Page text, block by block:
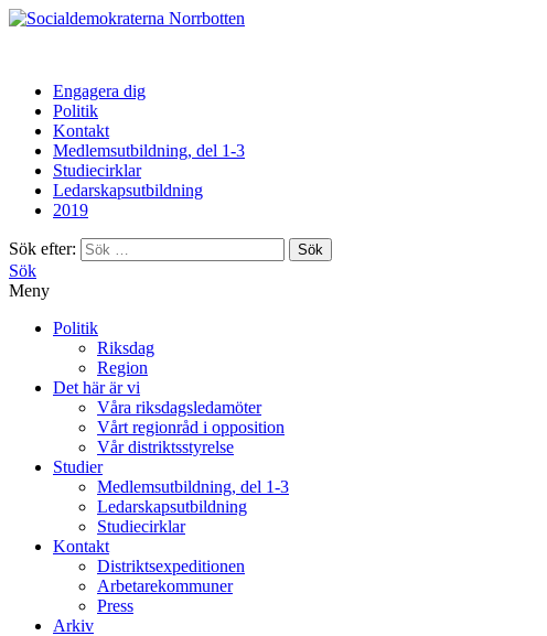
Norrbotten
Engagera dig
Politik
Kontakt
Medlemsutbildning, del 1-3
Studiecirklar
Ledarskapsutbildning
2019
Sök efter:
Sök
Meny
Politik
Riksdag
Region
Det här är vi
Våra riksdagsledamöter
Vårt regionråd i opposition
Vår distriktsstyrelse
Studier
Medlemsutbildning, del 1-3
Ledarskapsutbildning
Studiecirklar
Kontakt
Distriktsexpeditionen
Arbetarekommuner
Press
Arkiv